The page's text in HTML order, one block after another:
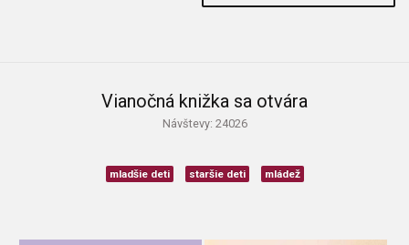
Vianočná knižka sa otvára
Návštevy: 24026
mladšie deti staršie deti mládež